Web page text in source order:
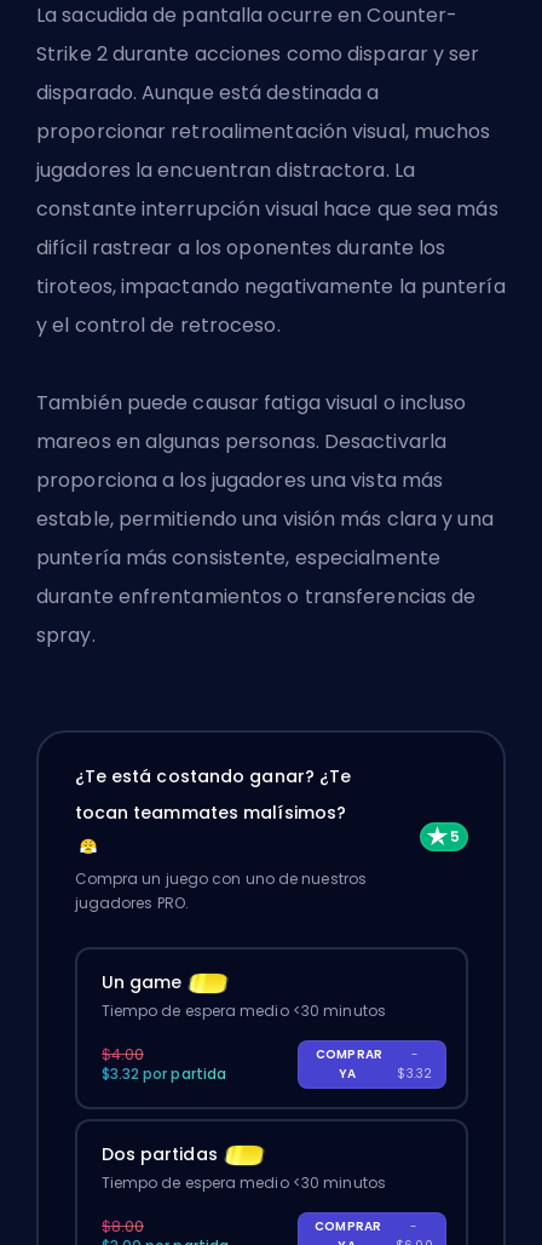
La sacudida de pantalla ocurre en Counter-
Strike 2 durante acciones como disparar y ser
disparado. Aunque está destinada a
proporcionar retroalimentación visual, muchos
jugadores la encuentran distractora. La
constante interrupción visual hace que sea más
difícil rastrear a los oponentes durante los
tiroteos, impactando negativamente la puntería
y el control de retroceso.
También puede causar fatiga visual o incluso
mareos en algunas personas. Desactivarla
proporciona a los jugadores una vista más
estable, permitiendo una visión más clara y una
puntería más consistente, especialmente
durante enfrentamientos o transferencias de
spray.
¿Te está costando ganar? ¿Te
tocan teammates malísimos?
Compra un juego con uno de nuestros
jugadores PRO.
Un game
Tiempo de espera medio <30 minutos
$4.00
$3.32 por partida
COMPRAR
YA
-
$3.32
Dos partidas
Tiempo de espera medio <30 minutos
$8.00
COMPRAR
-